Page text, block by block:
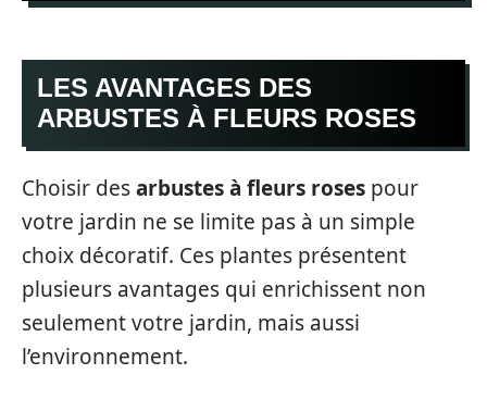
LES AVANTAGES DES
ARBUSTES À FLEURS ROSES
Choisir desarbustes à fleurs roses pour
votre jardin ne se limite pas à un simple
choix décoratif. Ces plantes présentent
plusieurs avantages qui enrichissent non
seulement votre jardin, mais aussi
l’environnement.